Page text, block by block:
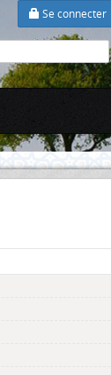
Se connecter